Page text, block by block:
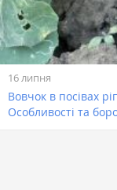
16 липня
Вовчок в посівах
Особливості та